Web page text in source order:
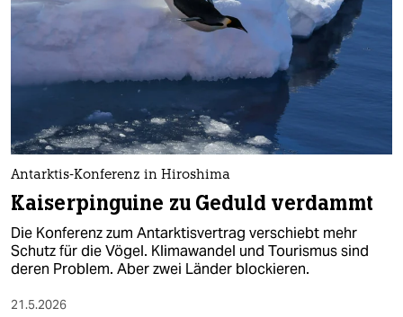
Antarktis-Konferenz in Hiroshima
Kaiserpinguine zu Geduld verdammt
Die Konferenz zum Antarktisvertrag verschiebt mehr
Schutz für die Vögel. Klimawandel und Tourismus sind
deren Problem. Aber zwei Länder blockieren.
21.5.2026